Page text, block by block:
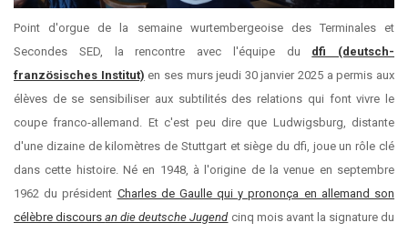
Point d'orgue de la semaine wurtembergeoise des Terminales et
Secondes SED, la rencontre avec l'équipe du dfi (deutsch-
französisches Institut) en ses murs jeudi 30 janvier 2025 a permis aux
élèves de se sensibiliser aux subtilités des relations qui font vivre le
coupe franco-allemand. Et c'est peu dire que Ludwigsburg, distante
d'une dizaine de kilomètres de Stuttgart et siège du dfi, joue un rôle clé
dans cette histoire. Né en 1948, à l'origine de la venue en septembre
1962 du président Charles de Gaulle qui y prononça en allemand son
célèbre discoursan die deutsche Jugend cinq mois avant la signature du